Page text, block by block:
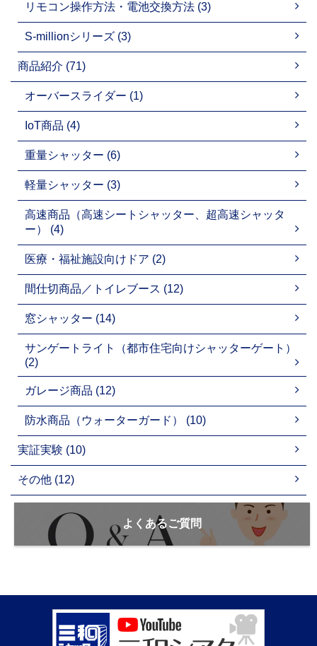
リモコン操作方法・電池交換方法 (3)
S-millionシリーズ (3)
商品紹介 (71)
オーバースライダー (1)
IoT商品 (4)
重量シャッター (6)
軽量シャッター (3)
高速商品（高速シートシャッター、超高速シャッタ
ー） (4)
医療・福祉施設向けドア (2)
間仕切商品／トイレブース (12)
窓シャッター (14)
サンゲートライト（都市住宅向けシャッターゲート）
(2)
ガレージ商品 (12)
防水商品（ウォーターガード） (10)
実証実験 (10)
その他 (12)
よくあるご質問